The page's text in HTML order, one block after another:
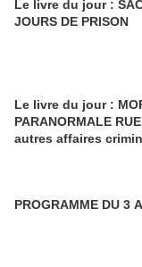
Le livre du jour :
JOURS DE PRISON
Le livre du jour :
PARANORMALE
autres affaires
PROGRAMME DU 3